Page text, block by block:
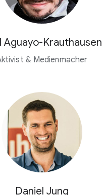
Aguayo-Krauthausen
& Medienmacher
Daniel Jung